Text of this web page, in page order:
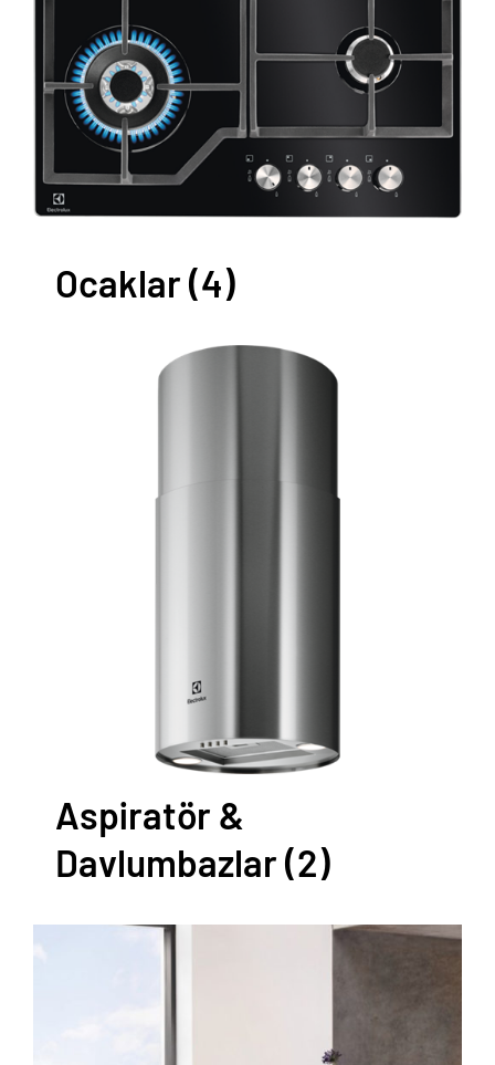
Ocaklar(4)
Aspiratör &
Davlumbazlar(2)